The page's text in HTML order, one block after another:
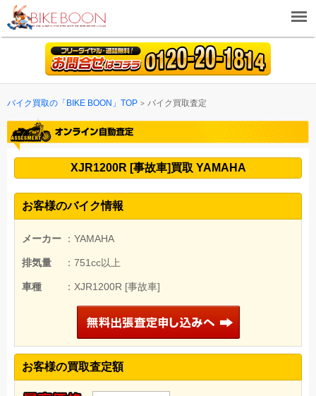
バイク買取の「BIKE BOON」TOP バイク買取査定
XJR1200R [事故車]買取 YAMAHA
お客様のバイク情報
メーカー ：YAMAHA
排気量 ：751cc以上
車種 ：XJR1200R [事故車]
お客様の買取査定額